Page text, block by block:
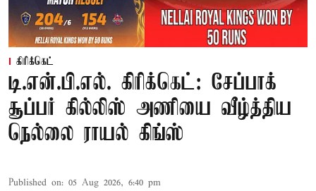
கிரிக்கெட்
டி.என்.பி.எல். கிரிக்கெட்: சேப்பாக்
சூப்பர் கில்லிஸ் அணியை வீழ்த்திய
நெல்லை ராயல் கிங்ஸ்
Published on: 05 Aug 2026, 6:40 pm